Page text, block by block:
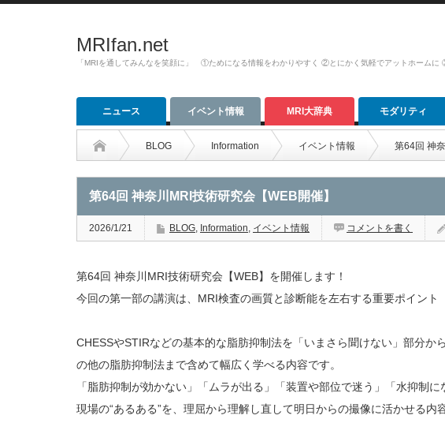
MRIfan.net
「MRIを通してみんなを笑顔に」 ①ためになる情報をわかりやすく ②とにかく気軽でアットホームに
ニュース イベント情報 MRI大辞典 モダリティ
BLOG Information イベント情報 第64回 神
第64回 神奈川MRI技術研究会【WEB開催】
2026/1/21 BLOG, Information, イベント情報 コメントを書く
第64回 神奈川MRI技術研究会【WEB】を開催します！
今回の第一部の講演は、MRI検査の画質と診断能を左右する重要ポイント
CHESSやSTIRなどの基本的な脂肪抑制法を「いまさら聞けない」部分か
の他の脂肪抑制法まで含めて幅広く学べる内容です。
「脂肪抑制が効かない」「ムラが出る」「装置や部位で迷う」「水抑制
現場の“あるある”を、理屈から理解し直して明日からの撮像に活かせる内